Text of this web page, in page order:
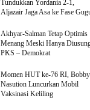
Tundukkan Yordania 2-1,
Aljazair Jaga Asa ke Fase
Akhyar-Salman Tetap Optimis
Menang Meski Hanya
PKS – Demokrat
Momen HUT ke-76 RI, Bobby
Nasution Luncurkan Mobil
Vaksinasi Keliling